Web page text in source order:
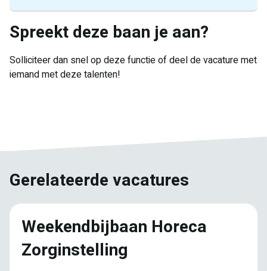
Spreekt deze baan je aan?
Solliciteer dan snel op deze functie of deel de vacature met
iemand met deze talenten!
Gerelateerde vacatures
Weekendbijbaan Horeca
Zorginstelling